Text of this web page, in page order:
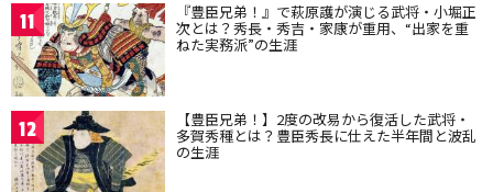
11 『豊臣兄弟！』で萩原護が演じる武将・小堀正
次とは？秀長・秀吉・家康が重用、“出家を重
ねた実務派”の生涯
12 【豊臣兄弟！】2度の改易から復活した武将・
多賀秀種とは？豊臣秀長に仕えた半年間と波乱
の生涯